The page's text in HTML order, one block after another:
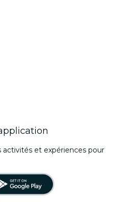
activités et expériences pour